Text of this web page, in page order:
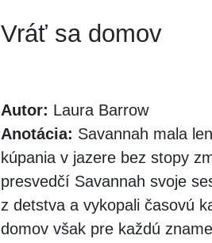
Vráť sa domov
Autor: Laura Barrow
Anotácia: Savannah mala
kúpania v jazere bez stopy
presvedčí Savannah svoje
z detstva a vykopali časovú
domov však pre každú